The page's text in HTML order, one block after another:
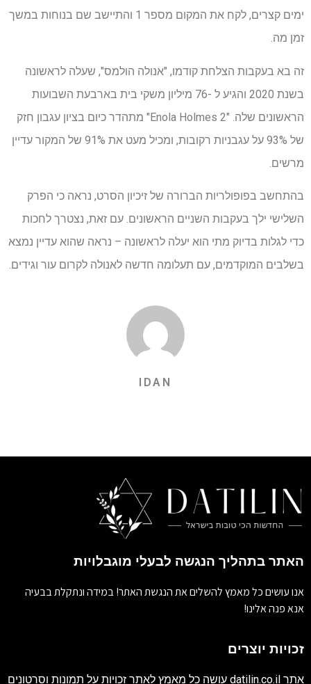
ימים קצרים, לקח את המקום מספר 1 והתיישב שם בנוחות במשך
זמן מה.
זה בא בעקבות הצלחת קודמו, "אנולה הולמס", שעלה לראשונה
בשנת 2020 והגיע ל -76 מיליון משקי בית בארבעת השבועות
הראשונים שלה. "Enola Holmes 2" מתהדר כיום בציון עגבון חזק
של 93% על עגבניות רקובות, ומכיל מעט את 91% של המקור עדיין
מרשים.
בהתחשב בפופולריות הברורה של זיכיון הסרט, נראה כי הפרק
השלישי ילך בעקבות השניים הראשונים. עם זאת, נצטרך לחכות
כדי לגלות בדיוק מתי הוא יעלה לראשונה – נראה שהוא עדיין נמצא
בשלבים המוקדמים, עם תעלומה חדשה לאנולה לקרום עור וגידים.
IDAN
האתר בתהליך הנגשה לבעלי מוגבלויות
אנו עושים כל מאמץ להשלים את הנגשת האתר! במידה ונתקלת בבעיה
אנא פנה אלינו!
זכויות יוצרים
אתר datilin.co.il עושה כל מאמץ לאתר זכויות על תמונות וסרטונים